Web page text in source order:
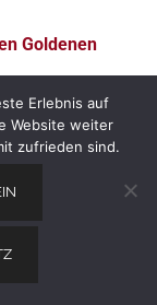
Goldenen
zur Südküste
Artikel lesen)
Ihnen bei
Erlebnis auf
Website weiter
zufrieden sind.